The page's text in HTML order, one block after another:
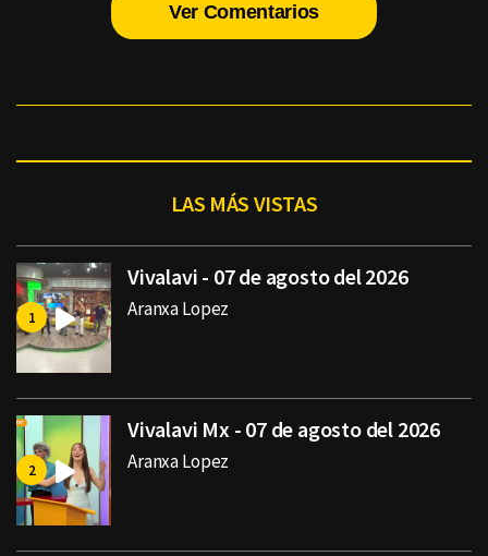
Ver Comentarios
LAS MÁS VISTAS
Vivalavi - 07 de agosto del 2026
Aranxa Lopez
Vivalavi Mx - 07 de agosto del 2026
Aranxa Lopez